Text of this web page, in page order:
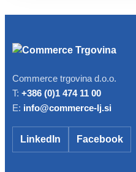
Commerce trgovina d.o.o.
T: +386 (0)1 474 11 00
E: info@commerce-lj.si
LinkedIn Facebook